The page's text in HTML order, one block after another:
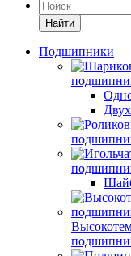
Найти
Подшипники